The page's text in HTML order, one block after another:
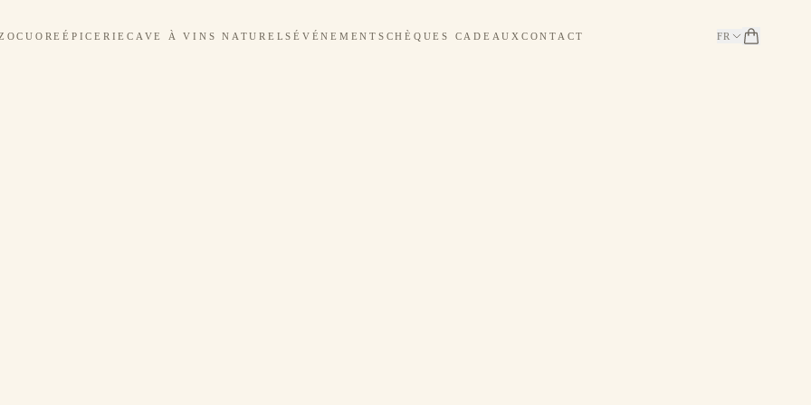
ÉPICERIECAVE À VINS NATURELSÉVÉNEMENTS CHÈQUES CADEAUX CONTACT FR